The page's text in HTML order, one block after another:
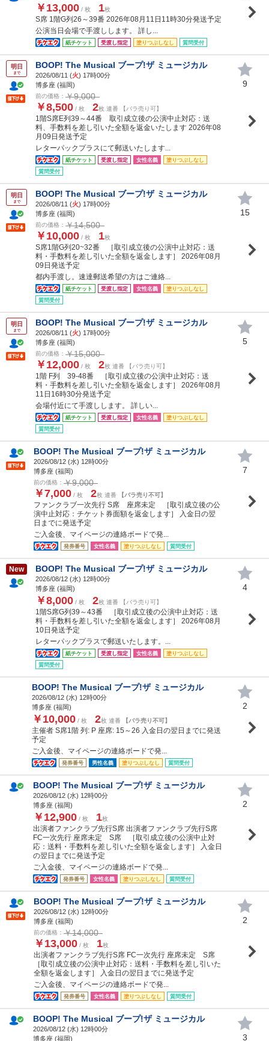
￥13,000 / 枚 1枚
S席 1階G列26～39番 2026年08月11日11時30分発送予定
公演当日会場で手渡しします。 詳し...
紙チケット 受渡し指定 塗りつぶしなし 質問受付
明日
まで
BOOP! The Musical ブープ!ザ ミュージカル
2026/08/11 (火) 17時00分
博多座 (福岡)
前の価格： ￥9,000
￥8,500 / 枚 2枚 連番 【バラ売り可】
1階S席E列39～44番 取引成立後の公演中止対応：送
料、手数料を差し引いた全額を返金いたします 2026年08
月09日発送予定
レターパックプラスにて郵送いたします...
紙チケット 受渡し指定 女性名義
塗りつぶしなし
質問受付
9
明日
まで
BOOP! The Musical ブープ!ザ ミュージカル
2026/08/11 (火) 17時00分
博多座 (福岡)
前の価格： ￥14,500
￥10,000 / 枚 1枚
S席1階G列20~32番 ［取引成立後の公演中止対応：送
料・手数料を差し引いた全額を返金します］ 2026年08月
09日発送予定
都内手渡し。速達郵送希望の方はご連絡...
紙チケット 受渡し指定 女性名義
塗りつぶしなし
質問受付
15
明日
まで
BOOP! The Musical ブープ!ザ ミュージカル
2026/08/11 (火) 17時00分
博多座 (福岡)
前の価格： ￥15,000
￥12,000 / 枚 2枚 連番 【バラ売り可】
1階 F列 39-48番 ［取引成立後の公演中止対応：送
料・手数料を差し引いた全額を返金します］ 2026年08月
11日16時30分発送予定
会場付近にて手渡しします。 詳しい...
紙チケット 受渡し指定 女性名義
塗りつぶしなし
質問受付
5
BOOP! The Musical ブープ!ザ ミュージカル
2026/08/12 (水) 12時00分
博多座 (福岡)
前の価格： ￥9,000
￥7,000 / 枚 2枚 連番 【バラ売り不可】
ファンクラブ一次先行 S席 座席未定 ［取引成立後の公
演中止対応：チケット券面額を返金します］ 入金日の翌
日までに発送予定
ご入金後、マイページの連絡ボードで発...
発券番号 女性名義 塗りつぶしなし 質問受付
7
New BOOP! The Musical ブープ!ザ ミュージカル
2026/08/12 (水) 12時00分
博多座 (福岡)
￥8,000 / 枚 2枚 連番 【バラ売り可】
1階S席G列39～43番 ［取引成立後の公演中止対応：送
料・手数料を差し引いた全額を返金します］ 2026年08月
10日発送予定
レターパックプラスで郵送いたします。...
紙チケット 受渡し指定 女性名義
塗りつぶしなし
質問受付
4
BOOP! The Musical ブープ!ザ ミュージカル
2026/08/12 (水) 12時00分
博多座 (福岡)
￥10,000 / 枚 2枚 連番 【バラ売り不可】
主催者 S席1階 列: P 座席: 15～26 入金日の翌日までに発送
予定
ご入金後、マイページの連絡ボードで発...
発券番号 男性名義 塗りつぶしなし 質問受付
2
BOOP! The Musical ブープ!ザ ミュージカル
2026/08/12 (水) 12時00分
博多座 (福岡)
￥12,900 / 枚 1枚
出演者ファンクラブ先行S席 出演者ファンクラブ先行S席
FC一次先行 座席未定 S席 ［取引成立後の公演中止対
応：送料・手数料を差し引いた全額を返金します］ 入金日
の翌日までに発送予定
ご入金後、マイページの連絡ボードで発...
発券番号 女性名義 塗りつぶしなし 質問受付
2
BOOP! The Musical ブープ!ザ ミュージカル
2026/08/12 (水) 12時00分
博多座 (福岡)
前の価格： ￥14,000
￥13,000 / 枚 1枚
出演者ファンクラブ先行S席 FC一次先行 座席未定 S席
［取引成立後の公演中止対応：送料・手数料を差し引いた
全額を返金します］ 入金日の翌日までに発送予定
ご入金後、マイページの連絡ボードで発...
発券番号 女性名義 塗りつぶしなし 質問受付
2
BOOP! The Musical ブープ!ザ ミュージカル
2026/08/12 (水) 12時00分
博多座 (福岡)
3